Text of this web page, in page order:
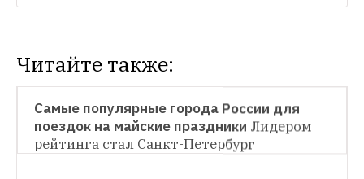
Читайте также:
ТУРИЗМ
Самые популярные города России для
поездок на майские праздники Лидером
рейтинга стал Санкт-Петербург